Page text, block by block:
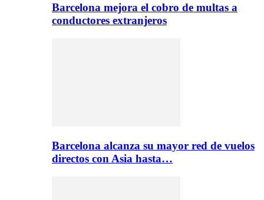
Barcelona mejora el cobro de multas a
conductores extranjeros
Barcelona alcanza su mayor red de vuelos
directos con Asia hasta…